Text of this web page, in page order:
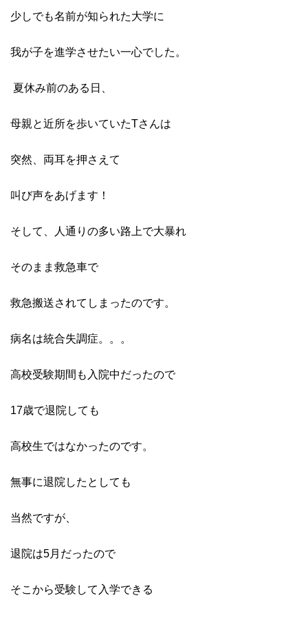
少しでも名前が知られた大学に
我が子を進学させたい一心でした。
夏休み前のある日、
母親と近所を歩いていたTさんは
突然、両耳を押さえて
叫び声をあげます！
そして、人通りの多い路上で大暴れ
そのまま救急車で
救急搬送されてしまったのです。
病名は統合失調症。。。
高校受験期間も入院中だったので
17歳で退院しても
高校生ではなかったのです。
無事に退院したとしても
当然ですが、
退院は5月だったので
そこから受験して入学できる